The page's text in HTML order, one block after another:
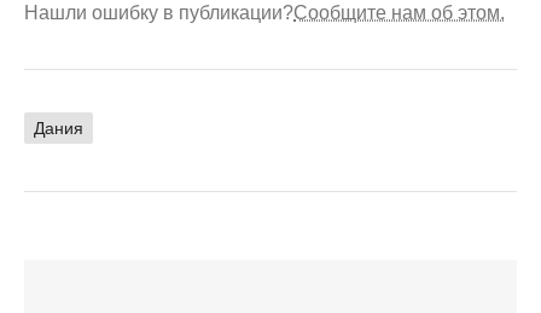
Нашли ошибку в публикации?Сообщите нам об этом.
Дания